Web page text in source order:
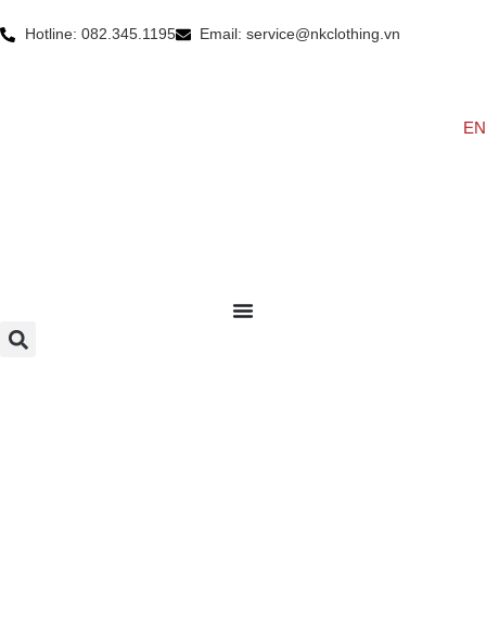
Hotline: 082.345.1195 Email: service@nkclothing.vn
EN